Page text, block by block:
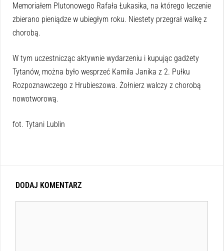
Memoriałem Plutonowego Rafała Łukasika, na którego leczenie
zbierano pieniądze w ubiegłym roku. Niestety przegrał walkę z
chorobą.
W tym uczestnicząc aktywnie wydarzeniu i kupując gadżety
Tytanów, można było wesprzeć Kamila Janika z 2. Pułku
Rozpoznawczego z Hrubieszowa. Żołnierz walczy z chorobą
nowotworową.
fot. Tytani Lublin
DODAJ KOMENTARZ